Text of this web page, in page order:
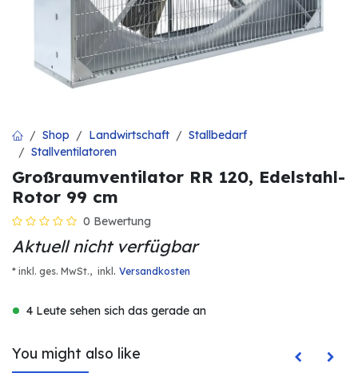
Shop Landwirtschaft
Stallbedarf
Stallventilatoren
Großraumventilator RR 120, Edelstahl-
Rotor 99 cm
0 Bewertung
Aktuell nicht verfügbar
* inkl. ges. MwSt., inkl. Versandkosten
4 Leute sehen sich das gerade an
You might also like